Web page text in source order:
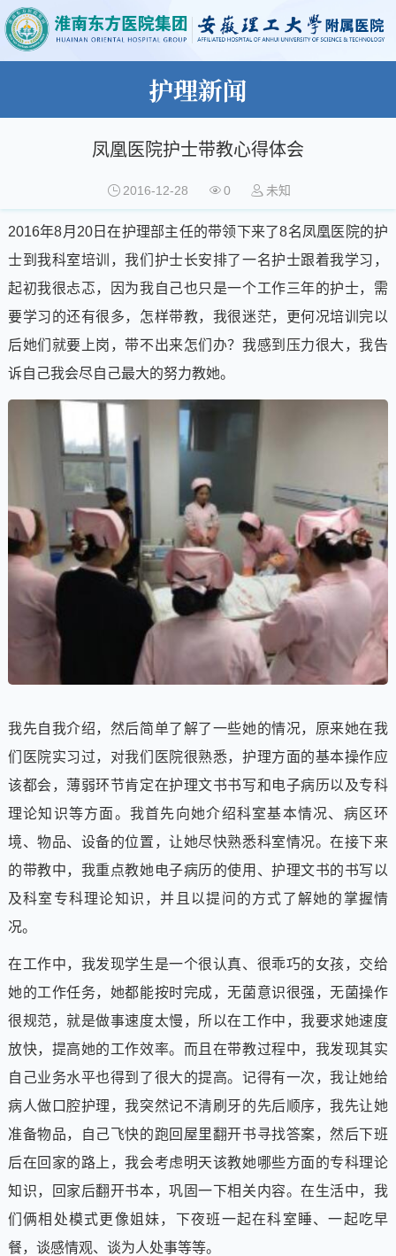
护理新闻
凤凰医院护士带教心得体会
2016-12-28 0 未知
2016年8月20日在护理部主任的带领下来了8名凤凰医院的护
士到我科室培训，我们护士长安排了一名护士跟着我学习，
起初我很忐忑，因为我自己也只是一个工作三年的护士，需
要学习的还有很多，怎样带教，我很迷茫，更何况培训完以
后她们就要上岗，带不出来怎们办？我感到压力很大，我告
诉自己我会尽自己最大的努力教她。
我先自我介绍，然后简单了解了一些她的情况，原来她在我
们医院实习过，对我们医院很熟悉，护理方面的基本操作应
该都会，薄弱环节肯定在护理文书书写和电子病历以及专科
理论知识等方面。我首先向她介绍科室基本情况、病区环
境、物品、设备的位置，让她尽快熟悉科室情况。在接下来
的带教中，我重点教她电子病历的使用、护理文书的书写以
及科室专科理论知识，并且以提问的方式了解她的掌握情
况。
在工作中，我发现学生是一个很认真、很乖巧的女孩，交给
她的工作任务，她都能按时完成，无菌意识很强，无菌操作
很规范，就是做事速度太慢，所以在工作中，我要求她速度
放快，提高她的工作效率。而且在带教过程中，我发现其实
自己业务水平也得到了很大的提高。记得有一次，我让她给
病人做口腔护理，我突然记不清刷牙的先后顺序，我先让她
准备物品，自己飞快的跑回屋里翻开书寻找答案，然后下班
后在回家的路上，我会考虑明天该教她哪些方面的专科理论
知识，回家后翻开书本，巩固一下相关内容。在生活中，我
们俩相处模式更像姐妹，下夜班一起在科室睡、一起吃早
餐，谈感情观、谈为人处事等等。